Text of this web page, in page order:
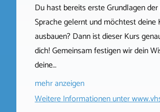
Du hast bereits erste Grundlagen
Sprache gelernt und möchtest deine
ausbauen? Dann ist dieser Kurs
dich! Gemeinsam festigen wir dein
deine…
mehr anzeigen
Weitere Informationen unter